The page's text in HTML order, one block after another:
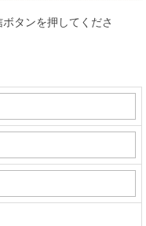
タンを押してくださ